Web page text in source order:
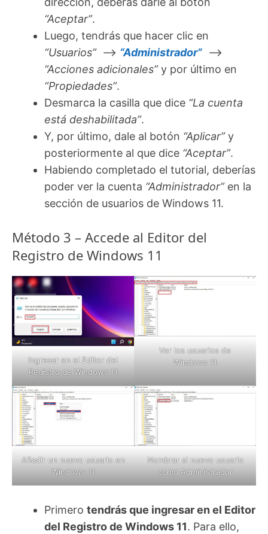
“Aceptar”.
Luego, tendrás que hacer clic en
“Usuarios”–> “Administrador” –>
“Acciones adicionales”y por último en
“Propiedades”.
Desmarca la casilla que dice “La cuenta
está deshabilitada”.
Y, por último, dale al botón “Aplicar”y
posteriormente al que dice “Aceptar”.
Habiendo completado el tutorial, deberías
poder ver la cuenta “Administrador”en la
sección de usuarios de Windows 11.
Método 3 – Accede al Editor del
Registro de Windows 11
Ingresar en el Editor del
Registro de Windows 11
Ver los usuarios de
Windows 11
Añadir un nuevo usuario en
Windows 11
Nombrar al nuevo usuario
como Administrador
Primero tendrás que ingresar en el Editor
del Registro de Windows 11. Para ello,